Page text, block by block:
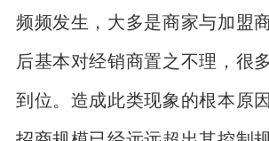
频频发生，大多是商家与加盟
后基本对经销商置之不理，很
到位。造成此类现象的根本原